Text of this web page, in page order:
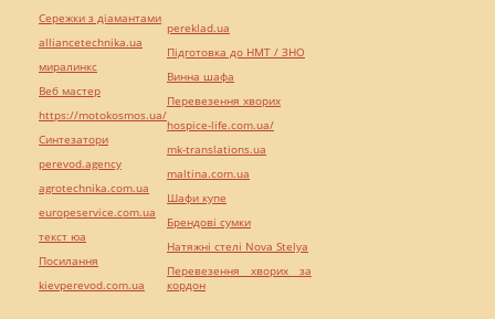
Сережки з діамантами
alliancetechnika.ua
миралинкс
Веб мастер
https://motokosmos.ua/
Синтезатори
perevod.agency
agrotechnika.com.ua
europeservice.com.ua
текст юа
Посилання
kievperevod.com.ua
pereklad.ua
Підготовка до НМТ / ЗНО
Винна шафа
Перевезення хворих
hospice-life.com.ua/
mk-translations.ua
maltina.com.ua
Шафи купе
Брендові сумки
Натяжні стелі Nova Stelya
Перевезення хворих за
кордон